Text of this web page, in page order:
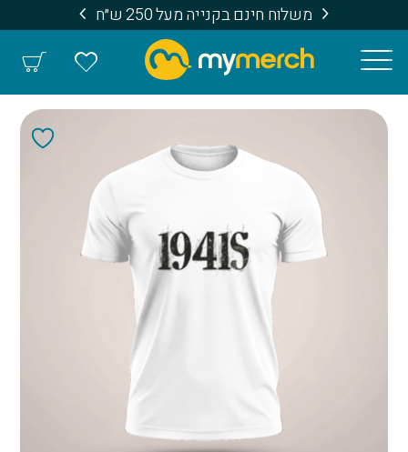
משלוח חינם בקנייה מעל 250 ש״ח